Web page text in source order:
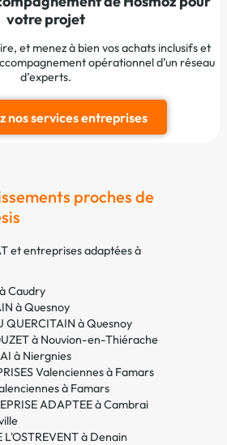
votre projet
et menez à bien vos achats inclusifs et
opérationnel d’un réseau
d’experts.
nos services entreprises
proches de
et entreprises adaptées à
Caudry
à Quesnoy
QUERCITAIN à Quesnoy
à Nouvion-en-Thiérache
à Niergnies
Valenciennes à Famars
à Famars
ADAPTEE à Cambrai
L'OSTREVENT à Denain